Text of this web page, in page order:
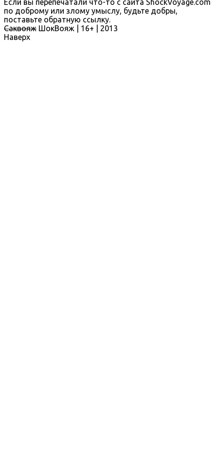
Если вы перепечатали что-то с сайта ShockVoyage.com
по доброму или злому умыслу, будьте добры,
поставьте обратную ссылку.
Саквояж ШокВояж | 16+ | 2013
Наверх